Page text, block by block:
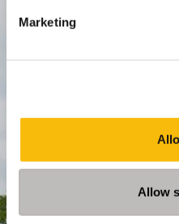
Marketing
Allow
P.O. Box 130, 3620 AC
Amsterdam:
WTC Den Haag, 24e etage